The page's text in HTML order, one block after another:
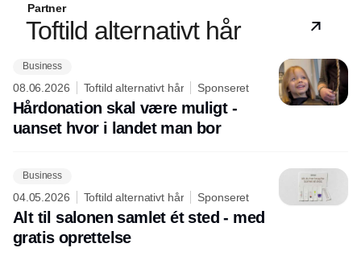
Partner
Toftild alternativt hår
Business
08.06.2026 Toftild alternativt hår Sponseret
Hårdonation skal være muligt -
uanset hvor i landet man bor
Business
04.05.2026 Toftild alternativt hår Sponseret
Alt til salonen samlet ét sted - med
gratis oprettelse